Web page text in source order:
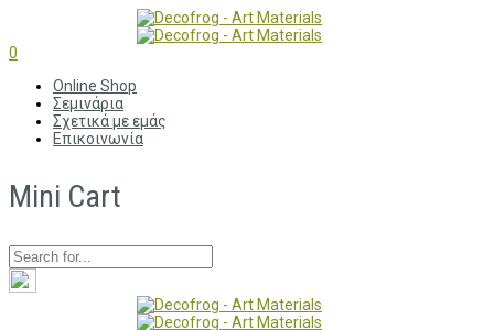
0
Online Shop
Σεμινάρια
Σχετικά με εμάς
Επικοινωνία
Mini Cart